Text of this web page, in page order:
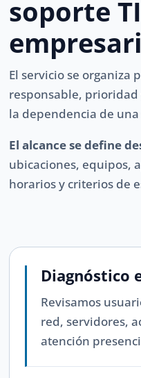
soporte TI
El servicio se organiza
responsable,
la dependencia de
El alcance se define
ubicaciones, equipos,
horarios y criterios de
Diagnóstico
Revisamos
red, servidores,
atención